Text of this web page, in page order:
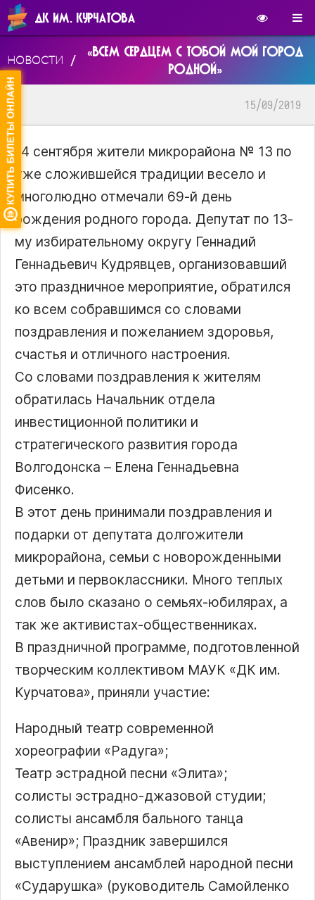
ДК ИМ. КУРЧАТОВА
НОВОСТИ /
«ВСЕМ СЕРДЦЕМ С ТОБОЙ МОЙ ГОРОД
РОДНОЙ»
15/09/2019
14 сентября жители микрорайона № 13 по
уже сложившейся традиции весело и
многолюдно отмечали 69-й день
рождения родного города. Депутат по 13-
му избирательному округу Геннадий
Геннадьевич Кудрявцев, организовавший
это праздничное мероприятие, обратился
ко всем собравшимся со словами
поздравления и пожеланием здоровья,
счастья и отличного настроения.
Со словами поздравления к жителям
обратилась Начальник отдела
инвестиционной политики и
стратегического развития города
Волгодонска – Елена Геннадьевна
Фисенко.
В этот день принимали поздравления и
подарки от депутата долгожители
микрорайона, семьи с новорожденными
детьми и первоклассники. Много теплых
слов было сказано о семьях-юбилярах, а
так же активистах-общественниках.
В праздничной программе, подготовленной
творческим коллективом МАУК «ДК им.
Курчатова», приняли участие:
Народный театр современной
хореографии «Радуга»;
Театр эстрадной песни «Элита»;
солисты эстрадно-джазовой студии;
солисты ансамбля бального танца
«Авенир»; Праздник завершился
выступлением ансамблей народной песни
«Сударушка» (руководитель Самойленко